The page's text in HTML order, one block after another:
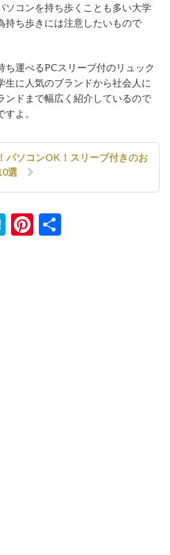
ソコンを持ち歩くことも多い大学
持ち歩きには注意したいもので
ち運べるPCスリーブ付のリュック
生に人気のブランドから社会人に
ンドまで幅広く紹介しているので
よ。
パソコンOK！スリーブ付きのお
選
HatenaPinterest